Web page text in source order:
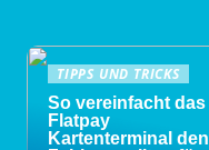
TIPPS UND TRICKS
So vereinfacht das
Flatpay
Kartenterminal den